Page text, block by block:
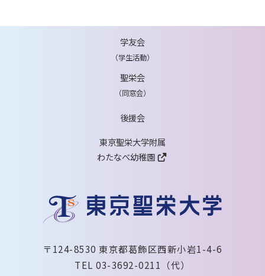
学友会
（学生活動）
聖栄会
（同窓会）
後援会
東京聖栄大学附属
わたなべ幼稚園
〒124-8530 東京都葛飾区西新小岩1-4-6
TEL 03-3692-0211（代）